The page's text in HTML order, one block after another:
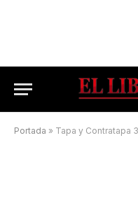
Portada » Tapa y Contratapa